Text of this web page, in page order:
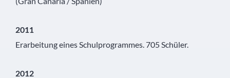
2011
Erarbeitung eines Schulprogrammes. 705 Schüler.
2012